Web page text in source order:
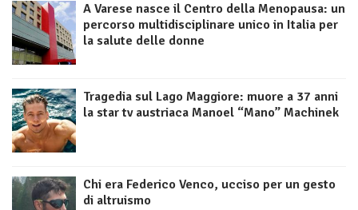
A Varese nasce il Centro della Menopausa: un
percorso multidisciplinare unico in Italia per
la salute delle donne
Tragedia sul Lago Maggiore: muore a 37 anni
la star tv austriaca Manoel “Mano” Machinek
Chi era Federico Venco, ucciso per un gesto
di altruismo